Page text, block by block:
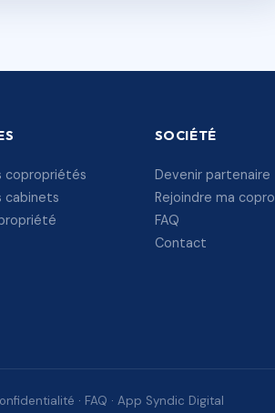
copropriétés
cabinets
SOCIÉTÉ
Devenir partenaire
Rejoindre ma
FAQ
Contact
· FAQ · App Syndic Digital